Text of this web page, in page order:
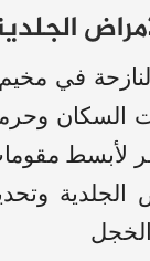
النازحة في
السكان
مقومات